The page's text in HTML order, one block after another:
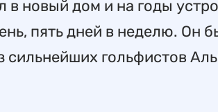
в новый дом и на годы
пять дней в неделю. Он
сильнейших гольфистов